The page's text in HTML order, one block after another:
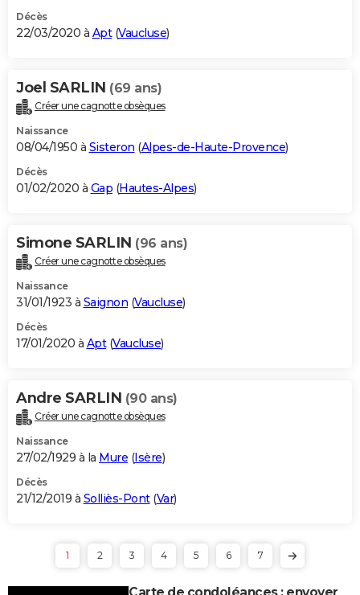
Décès
22/03/2020 à Apt(Vaucluse)
Joel SARLIN (69 ans)
Créer une cagnotte obsèques
Naissance
08/04/1950 à Sisteron (Alpes-de-Haute-Provence)
Décès
01/02/2020 à Gap (Hautes-Alpes)
Simone SARLIN (96 ans)
Créer une cagnotte obsèques
Naissance
31/01/1923 à Saignon (Vaucluse)
Décès
17/01/2020 à Apt(Vaucluse)
Andre SARLIN (90 ans)
Créer une cagnotte obsèques
Naissance
27/02/1929 à la Mure (Isère)
Décès
21/12/2019 à Solliès-Pont(Var)
1 2 3 4 5 6 7
Carte de condoléances : envoyer